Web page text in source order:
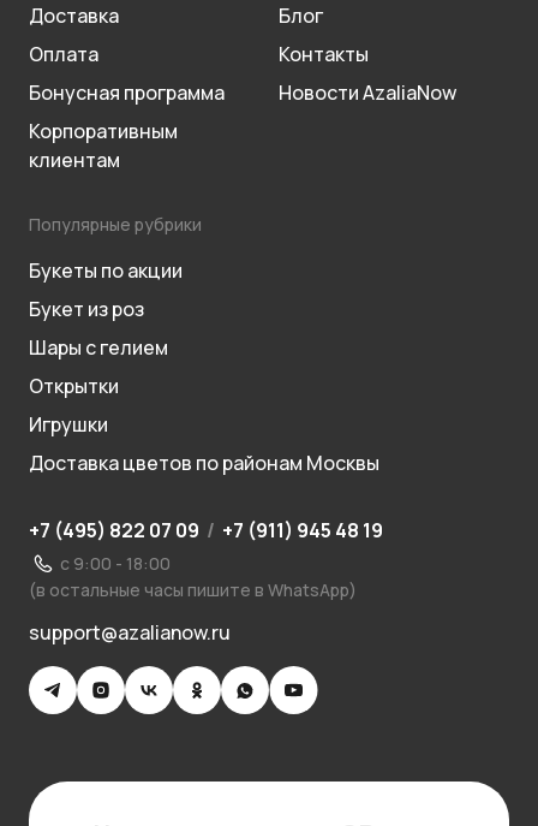
Доставка
Оплата
Бонусная программа
Корпоративным
клиентам
Блог
Контакты
Новости AzaliaNow
Популярные рубрики
Букеты по акции
Букет из роз
Шары с гелием
Открытки
Игрушки
Доставка цветов по районам Москвы
+7 (495) 822 07 09 / +7 (911) 945 48 19
с 9:00 - 18:00
(в остальные часы пишите в WhatsApp)
support@azalianow.ru